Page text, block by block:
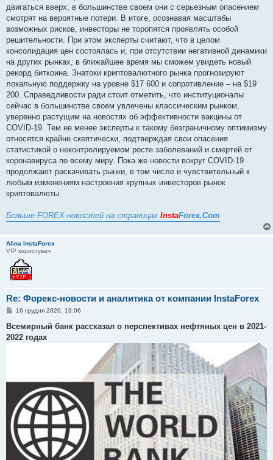
двигаться вверх, в большинстве своем они с серьезным опасением
смотрят на вероятные потери. В итоге, осознавая масштабы
возможных рисков, инвесторы не торопятся проявлять особой
решительности. При этом эксперты считают, что в целом
консолидация цен состоялась и, при отсутствии негативной динамики
на других рынках, в ближайшее время мы сможем увидеть новый
рекорд биткоина. Знатоки криптовалютного рынка прогнозируют
локальную поддержку на уровне $17 600 и сопротивление – на $19
200. Справедливости ради стоит отметить, что институционалы
сейчас в большинстве своем увлечены классическим рынком,
уверенно растущим на новостях об эффективности вакцины от
COVID-19. Тем не менее эксперты к такому безграничному оптимизму
относятся крайне скептически, подтверждая свои опасения
статистикой о неконтролируемом росте заболеваний и смертей от
коронавируса по всему миру. Пока же новости вокруг COVID-19
продолжают раскачивать рынки, в том числе и чувствительный к
любым изменениям настроения крупных инвесторов рынок
криптовалюты.
Больше FOREX-новостей на страницах InstaForex.Com
Alina InstaForex
VIP користувач
Re: Форекс-новости и аналитика от компании InstaForex
П
в
д
н
16 грудня 2020, 19:06
Всемирный банк рассказал о перспективах нефтяных цен в 2021-
2022 годах